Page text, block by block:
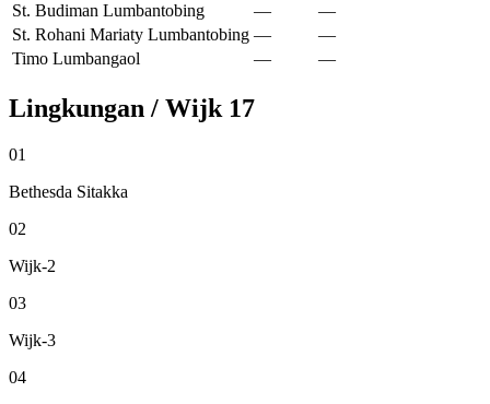
St. Budiman Lumbantobing
—
—
St. Rohani Mariaty Lumbantobing —
—
Timo Lumbangaol
— —
Lingkungan / Wijk 17
01
Bethesda Sitakka
02
Wijk-2
03
Wijk-3
04